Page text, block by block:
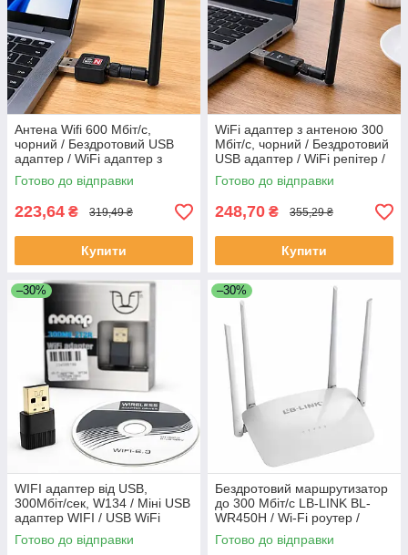
Антена Wifi 600 Мбіт/с,
чорний / Бездротовий USB
адаптер / WiFi адаптер з
антеною / WiFi репітер / USB
антена
Готово до відправки
223,64 ₴ 319,49 ₴
Купити
WiFi адаптер з антеною 300
Мбіт/с, чорний / Бездротовий
USB адаптер / WiFi репітер /
USB антена
Готово до відправки
248,70 ₴ 355,29 ₴
Купити
–30%
WIFI адаптер від USB,
300Мбіт/сек, W134 / Міні USB
адаптер WIFI / USB WiFi
адаптер / Вай фай адаптер у
комп'ютер
Готово до відправки
–30%
Бездротовий маршрутизатор
до 300 Мбіт/с LB-LINK BL-
WR450H / Wi-Fi роутер /
Вайфай роутер
Готово до відправки